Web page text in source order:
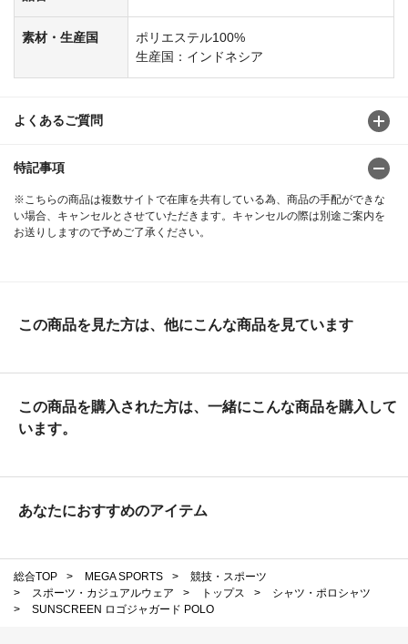
素材・生産国
ポリエステル100%
生産国：インドネシア
よくあるご質問
特記事項
※こちらの商品は複数サイトで在庫を共有している為、商品の手配ができな
い場合、キャンセルとさせていただきます。キャンセルの際は別途ご案内を
お送りしますので予めご了承ください。
この商品を見た方は、他にこんな商品を見ています
この商品を購入された方は、一緒にこんな商品を購入して
います。
あなたにおすすめのアイテム
総合TOP > MEGA SPORTS >
競技・スポーツ
>
スポーツ・カジュアルウェア > トップス >
シャツ・ポロシャツ
>
SUNSCREEN ロゴジャガード POLO